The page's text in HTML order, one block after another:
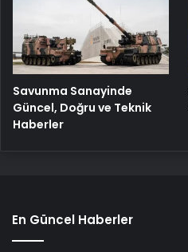
Savunma Sanayinde
Güncel, Doğru ve Teknik
Haberler
En Güncel Haberler